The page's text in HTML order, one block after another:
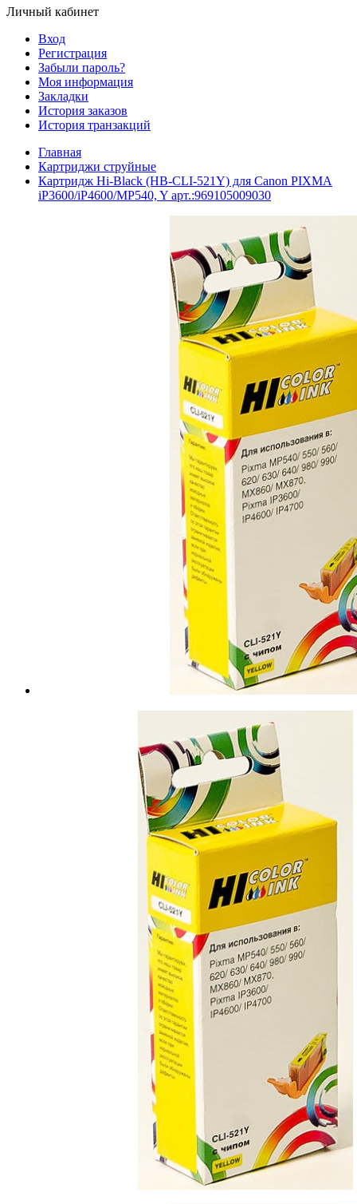
Личный кабинет
Вход
Регистрация
Забыли пароль?
Моя информация
Закладки
История заказов
История транзакций
Главная
Картриджи струйные
Картридж Hi-Black (HB-CLI-521Y) для Canon PIXMA
iP3600/iP4600/MP540, Y арт.:969105009030